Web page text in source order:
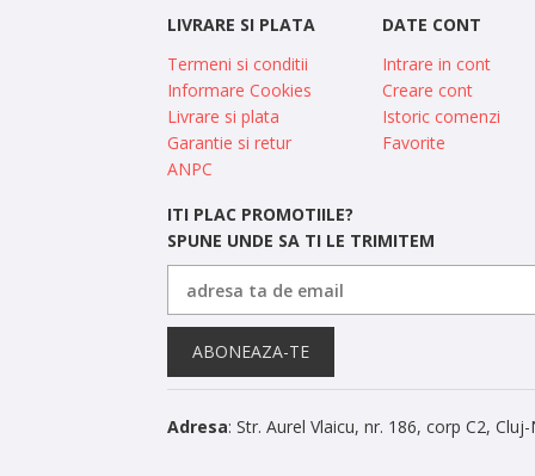
LIVRARE SI PLATA
Termeni si conditii
Informare Cookies
Livrare si plata
Garantie si retur
ANPC
DATE CONT
Intrare in cont
Creare cont
Istoric comenzi
Favorite
ITI PLAC PROMOTIILE?
SPUNE UNDE SA TI LE TRIMITEM
ABONEAZA-TE
Adresa: Str. Aurel Vlaicu, nr. 186, corp C2,